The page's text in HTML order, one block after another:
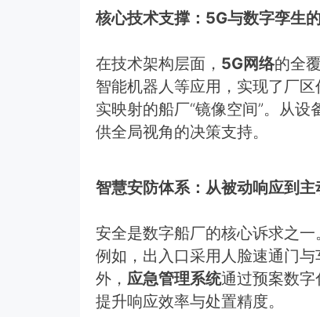
核心技术支撑：5G与数字孪生
在技术架构层面， 5G网络的全
智能机器人等应用，实现了厂
实映射的船厂“镜像空间”。从
供全局视角的决策支持。
智慧安防体系：从被动响应到主
安全是数字船厂的核心诉求之一
例如，出入口采用人脸速通门
外， 应急管理系统通过预案数
提升响应效率与处置精度。